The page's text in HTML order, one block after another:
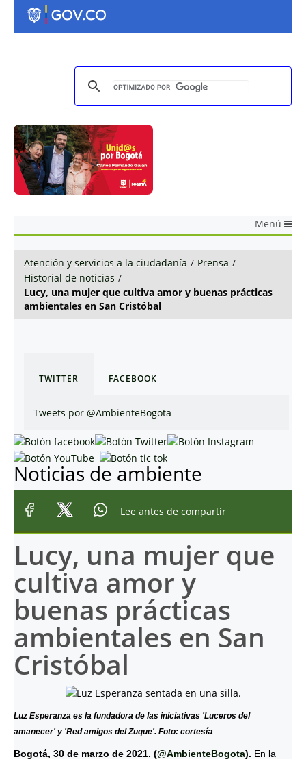
Menú
Atención y servicios a la ciudadanía / Prensa /
Historial de noticias /
Lucy, una mujer que cultiva amor y buenas prácticas
ambientales en San Cristóbal
TWITTER FACEBOOK
Tweets por @AmbienteBogota
Noticias de ambiente
Lee antes de compartir
Lucy, una mujer que
cultiva amor y
buenas prácticas
ambientales en San
Cristóbal
Luz Esperanza es la fundadora de las iniciativas 'Luceros del
amanecer' y 'Red amigos del Zuque'. Foto: cortesía
Bogotá, 30 de marzo de 2021. (@AmbienteBogota). En la